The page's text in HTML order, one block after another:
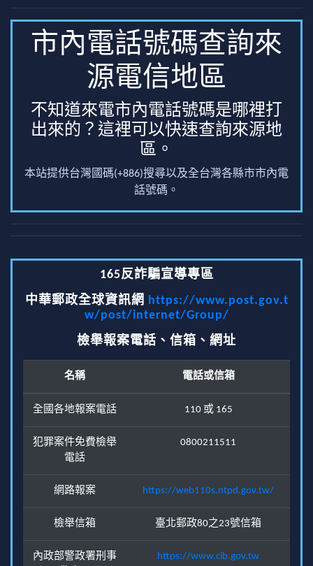
市內電話號碼查詢來
源電信地區
不知道來電市內電話號碼是哪裡打
出來的？這裡可以快速查詢來源地
區。
本站提供台灣國碼(+886)搜尋以及全台灣各縣市市內電
話號碼。
165反詐騙宣導專區
中華郵政全球資訊網 https://www.post.gov.t
w/post/internet/Group/
檢舉報案電話、信箱、網址
名稱 電話或信箱
全國各地報案電話 110 或 165
犯罪案件免費檢舉
電話
0800211511
網路報案 https://web110s.ntpd.gov.tw/
檢舉信箱 臺北郵政80之23號信箱
內政部警政署刑事
https://www.cib.gov.tw